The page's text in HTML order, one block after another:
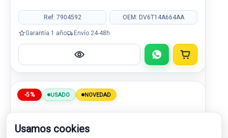
Ref: 7904592 OEM: DV6T14A664AA
Garantía 1 año Envío 24-48h
-5% USADO NOVEDAD
Usamos cookies